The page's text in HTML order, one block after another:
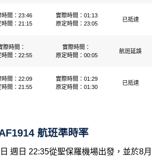
時間：23:46
時間：21:15
實際時間：01:13
原定時間：23:05
已抵達
際時間：
時間：22:55
實際時間：
原定時間：00:05
航班延誤
時間：22:09
時間：21:55
實際時間：01:29
原定時間：01:30
已抵達
航班準時率
週日 22:35從聖保羅機場出發，並於8月